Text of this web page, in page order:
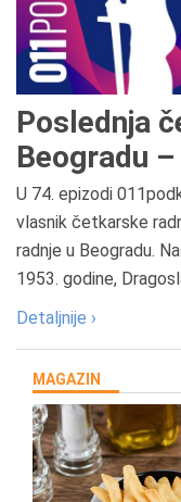
Poslednja
Beogradu
U 74. epizodi
vlasnik četkarske
radnje u Beogradu.
1953. godine,
Detaljnije ›
MAGAZIN